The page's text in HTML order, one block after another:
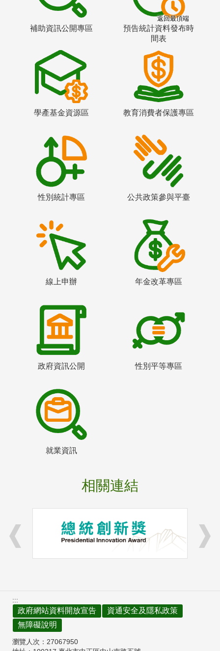
補助資訊公開專區
預告統計資料發布時
間表
學產基金資源區 教育消費者保護專區
性別統計專區 公共政策參與平臺
線上申辦 年金改革專區
政府資訊公開 性別平等專區
就業資訊
相關連結
返回最頂端
:::
政府網站資料開放宣告
資通安全及隱私政策
無障礙說明
瀏覽人次： 27067950